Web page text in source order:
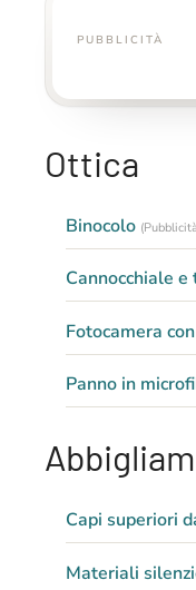
PUBBLICITÀ
Ottica
Binocolo
Cannocchiale e
Fotocamera
Panno in
Capi superiori
Materiali